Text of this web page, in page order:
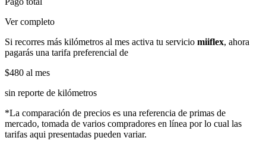
Ver completo
Si recorres más kilómetros al mes activa tu servicio miiflex, ahora
pagarás una tarifa preferencial de
$480 al mes
sin reporte de kilómetros
*La comparación de precios es una referencia de primas de
mercado, tomada de varios compradores en línea por lo cual las
tarifas aqui presentadas pueden variar.